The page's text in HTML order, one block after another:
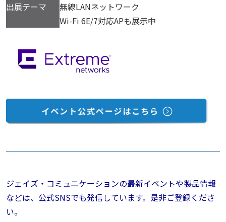
出展テーマ
無線LANネットワーク
Wi-Fi 6E/7対応APも展示中
ジェイズ・コミュニケーションの最新イベントや製品情報
などは、公式SNSでも発信しています。是非ご登録くださ
い。